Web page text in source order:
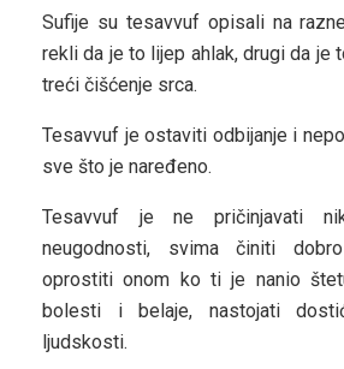
Sufije su tesavvuf opisali na
rekli da je to lijep ahlak, drugi da je
treći čišćenje srca.
Tesavvuf je ostaviti odbijanje i
sve što je naređeno.
Tesavvuf je ne pričinjavati
neugodnosti, svima činiti
oprostiti onom ko ti je nanio
bolesti i belaje, nastojati
ljudskosti.